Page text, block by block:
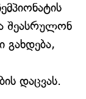
შეასრულონ
გახდება,
დაცვას.